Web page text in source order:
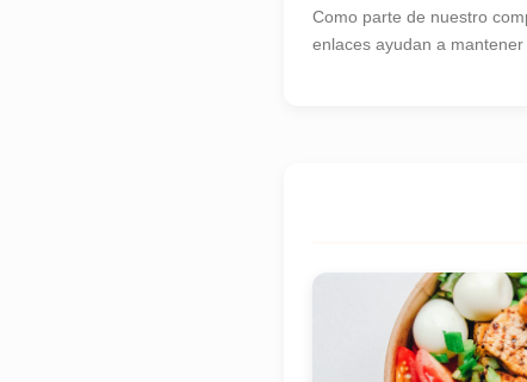
Como parte de nuestro
enlaces ayudan a mantener